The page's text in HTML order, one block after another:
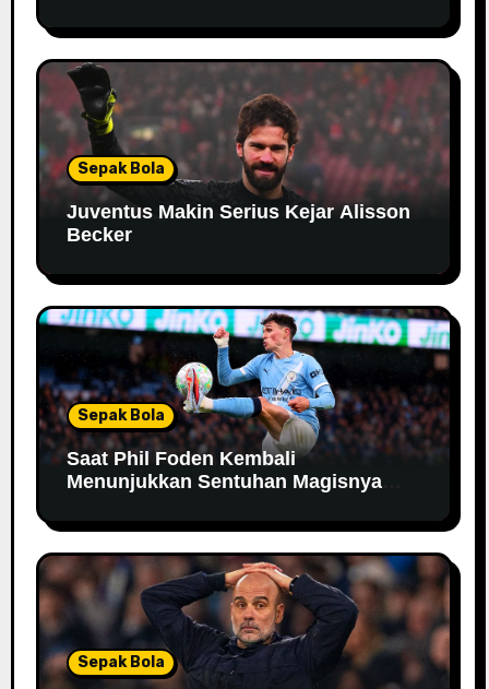
Sepak Bola
Juventus Makin Serius Kejar Alisson
Becker
Sepak Bola
Saat Phil Foden Kembali
Menunjukkan Sentuhan Magisnya
Sepak Bola